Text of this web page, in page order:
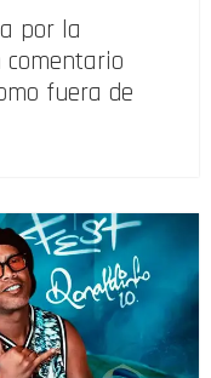
por la
comentario
fuera de